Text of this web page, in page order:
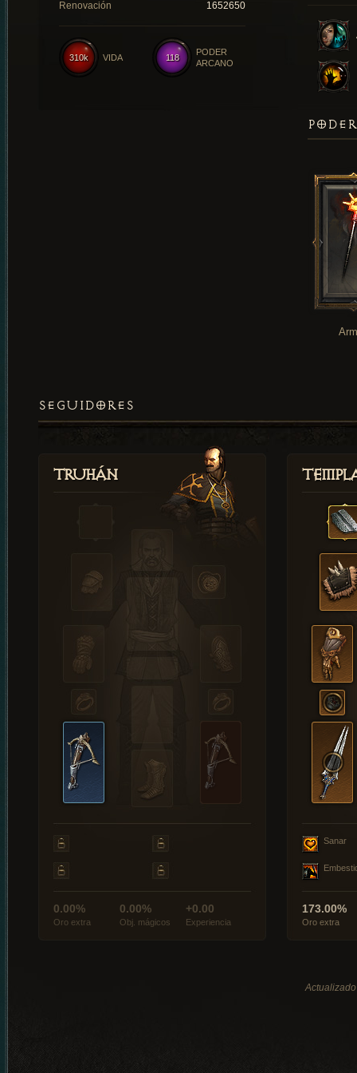
Renovación
1652650
118
PODER
ARCANO
310k VIDA
SEGUIDORES
Truhán
0.00%
Oro extra
0.00%
Obj. mágicos
+0.00
Experiencia
Sanar
173.00%
Oro extra